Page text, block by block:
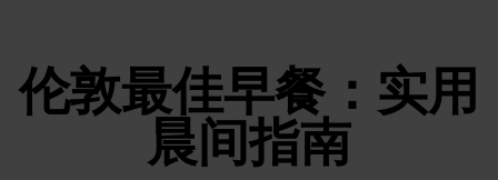
伦敦最佳早餐：实用
晨间指南